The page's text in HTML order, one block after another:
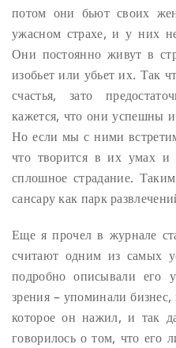
потом они бьют своих
ужасном страхе, и у них
Они постоянно живут в
изобьет или убьет их. Так
счастья, зато
кажется, что они успешны
Но если мы с ними
что творится в их умах
сплошное страдание.
сансару как парк
Еще я прочел в журнале
считают одним из самых
подробно описывали его
зрения – упоминали
которое он нажил, и так
говорилось о том, что его